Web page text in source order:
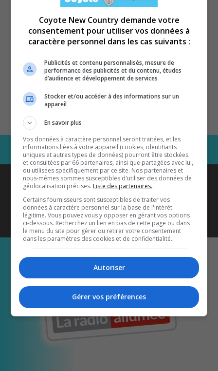
Coyote New Countryest diffusé
également sur1033 HD2
Écoutez-nous aussi sur…
Coyote New Country demande votre
consentement pour utiliser vos données à
caractère personnel dans les cas suivants :
Publicités et contenu personnalisés, mesure de
performance des publicités et du contenu, études
d’audience et développement de services
Stocker et/ou accéder à des informations sur un
appareil
En savoir plus
Vos données à caractère personnel seront traitées, et les
informations liées à votre appareil (cookies, identifiants
uniques et autres types de données) pourront être stockées
et consultées par 66 partenaires, ainsi que partagées avec lui,
ou utilisées spécifiquement par ce site. Nos partenaires et
nous-mêmes sommes susceptibles d'utiliser des données de
géolocalisation précises. Liste des partenaires.
Certains fournisseurs sont susceptibles de traiter vos
données à caractère personnel sur la base de l'intérêt
légitime. Vous pouvez vous y opposer en gérant vos options
ci-dessous. Recherchez un lien en bas de cette page ou dans
le menu du site pour gérer ou retirer votre consentement
dans les paramètres des cookies et de confidentialité.
Autoriser
Gérer vos préférences